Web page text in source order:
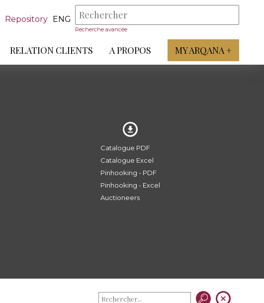
Repository ENG
Recherche avancée
RELATION CLIENTS A PROPOS MY ARQANA +
Catalogue PDF
Catalogue Excel
Pinhooking - PDF
Pinhooking - Excel
Auctioneers